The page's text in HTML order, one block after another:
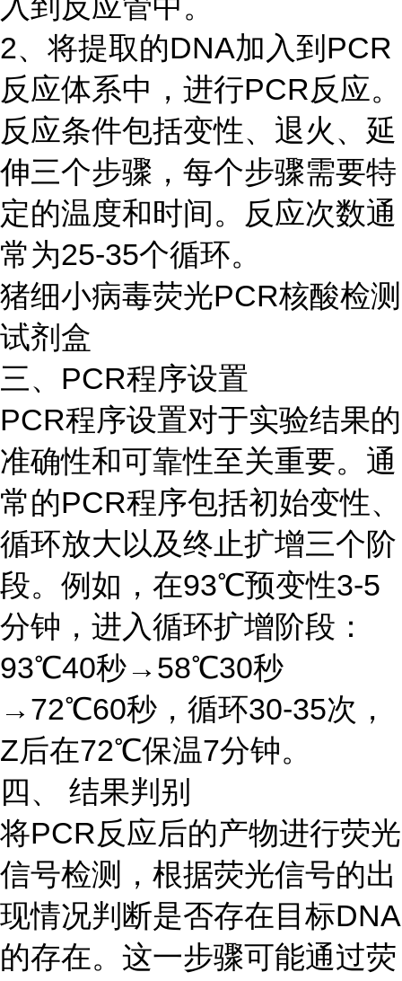
2、将提取的DNA加入到PCR
反应体系中，进行PCR反应。
反应条件包括变性、退火、延
伸三个步骤，每个步骤需要特
定的温度和时间。反应次数通
常为25-35个循环。
猪细小病毒荧光PCR核酸检测
试剂盒
三、PCR程序设置
PCR程序设置对于实验结果的
准确性和可靠性至关重要。通
常的PCR程序包括初始变性、
循环放大以及终止扩增三个阶
段。例如，在93℃预变性3-5
分钟，进入循环扩增阶段：
93℃40秒→58℃30秒
→72℃60秒，循环30-35次，
Z后在72℃保温7分钟。
四、 结果判别
将PCR反应后的产物进行荧光
信号检测，根据荧光信号的出
现情况判断是否存在目标DNA
的存在。这一步骤可能通过荧